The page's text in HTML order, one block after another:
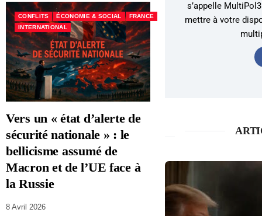
CONFLITS ÉCONOMIE & SOCIAL
FRANCE
INTERNATIONAL
Vers un « état d’alerte de
sécurité nationale » : le
bellicisme assumé de
Macron et de l’UE face à
la Russie
8 Avril 2026
s’appelle
mettre à votre